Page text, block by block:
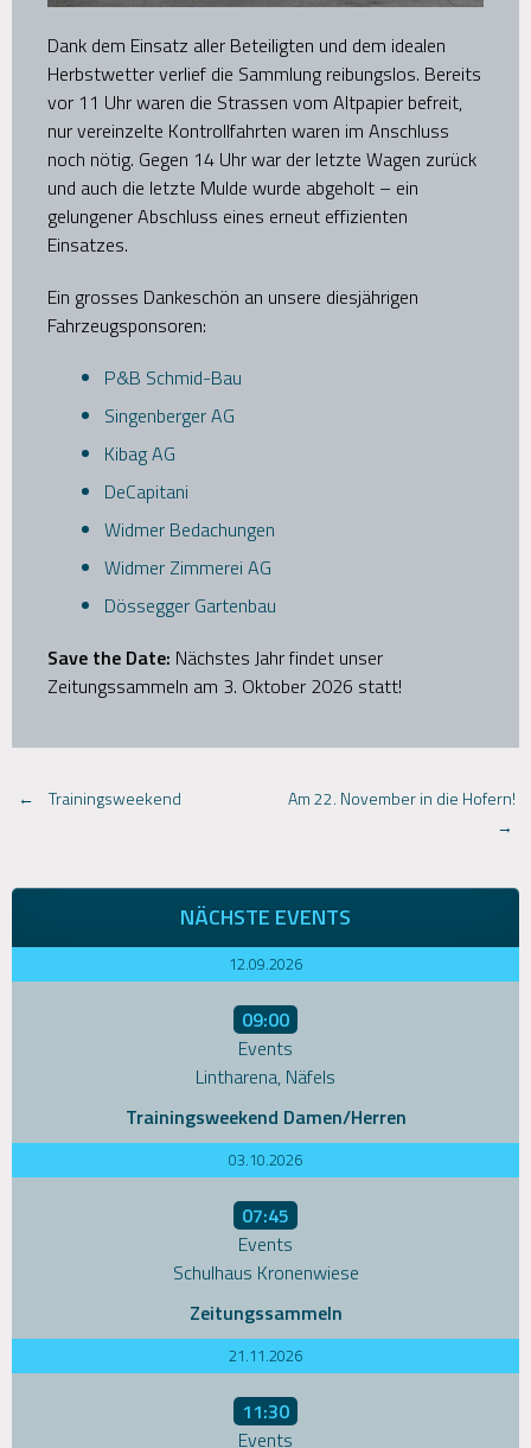
Dank dem Einsatz aller Beteiligten und dem idealen
Herbstwetter verlief die Sammlung reibungslos. Bereits
vor 11 Uhr waren die Strassen vom Altpapier befreit,
nur vereinzelte Kontrollfahrten waren im Anschluss
noch nötig. Gegen 14 Uhr war der letzte Wagen zurück
und auch die letzte Mulde wurde abgeholt – ein
gelungener Abschluss eines erneut effizienten
Einsatzes.
Ein grosses Dankeschön an unsere diesjährigen
Fahrzeugsponsoren:
P&B Schmid-Bau
Singenberger AG
Kibag AG
DeCapitani
Widmer Bedachungen
Widmer Zimmerei AG
Dössegger Gartenbau
Save the Date: Nächstes Jahr findet unser
Zeitungssammeln am 3. Oktober 2026 statt!
Post
navigation
← Trainingsweekend
Am 22. November in die Hofern!
→
NÄCHSTE EVENTS
12.09.2026
09:00
Events
Lintharena, Näfels
Trainingsweekend Damen/Herren
03.10.2026
07:45
Events
Schulhaus Kronenwiese
Zeitungssammeln
21.11.2026
11:30
Events